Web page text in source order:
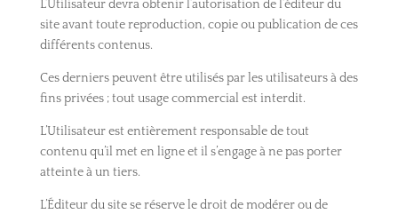
L’Utilisateur devra obtenir l’autorisation de l’éditeur du
site avant toute reproduction, copie ou publication de ces
différents contenus.
Ces derniers peuvent être utilisés par les utilisateurs à des
fins privées ; tout usage commercial est interdit.
L’Utilisateur est entièrement responsable de tout
contenu qu’il met en ligne et il s’engage à ne pas porter
atteinte à un tiers.
L’Éditeur du site se réserve le droit de modérer ou de